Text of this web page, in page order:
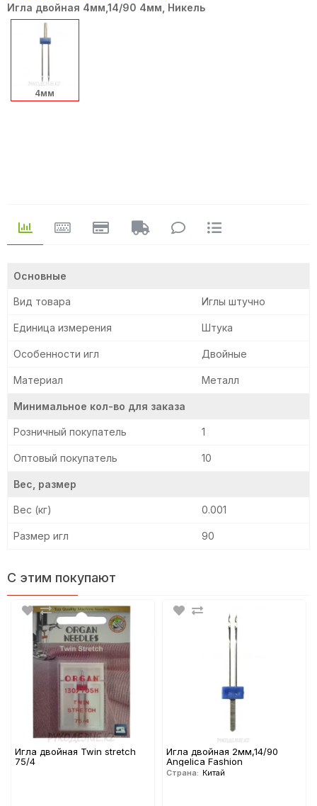
Основные
Вид товара Иглы штучно
Единица измерения Штука
Особенности игл Двойные
Материал Металл
Минимальное кол-во для заказа
Розничный покупатель 1
Оптовый покупатель 10
Вес, размер
Вес (кг) 0.001
Размер игл 90
Игла двойная 4мм,14/90 4мм, Никель
4мм
С этим покупают
Игла двойная Twin stretch
75/4
Игла двойная 2мм,14/90
Angelica Fashion
Страна: Китай